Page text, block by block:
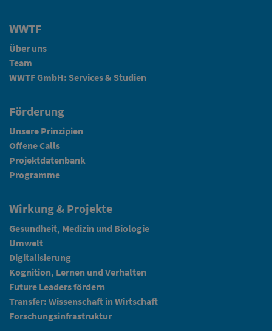
WWTF
Über uns
Team
WWTF GmbH: Services & Studien
Förderung
Unsere Prinzipien
Offene Calls
Projektdatenbank
Programme
Wirkung & Projekte
Gesundheit, Medizin und Biologie
Umwelt
Digitalisierung
Kognition, Lernen und Verhalten
Future Leaders fördern
Transfer: Wissenschaft in Wirtschaft
Forschungsinfrastruktur